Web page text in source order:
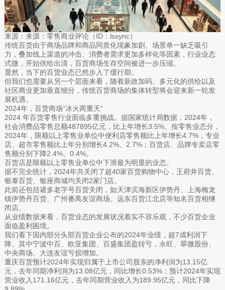
来源：来源：零售商业评论（ID：lssync）
传统百货由于商场品牌和商品同质化现象加剧、场景单一缺乏吸引
力，叠加线上渠道的冲击、消费者需求更加多样化等因素，行业业态
式微，开始供给出清，百货商场生存空间被进一步压缩。
显然，当下的百货业态已然步入了缓行期。
但我们也需要从另一个层面来看，随着新政加码、多元化的供给以及
社区商业更加垂直细分，传统百货商场的集体转型将会迎来新一轮发
展机遇。
2024年，百货商场“冰火两重天”
2024 年百货零售行业面临多重挑战。据国家统计局数据，2024年，
社会消费品零售总额487895亿元，比上年增长3.5%。按零售业态分，
2024年，限额以上零售业单位中便利店零售额比上年增长4.7%，专业
店、超市零售额比上年分别增长4.2%、2.7%；百货店、品牌专卖店零
售额分别下降2.4%、0.4%。
百货店是限额以上零售业单位中下滑最为明显的业态。
据不完全统计，2024年共关闭了超40家百货购物中心，王府井百货、
银泰百货、银座商城均关闭2家门店。
此前还包括诸多老字号百货关闭，如天津滨海新区伊势丹、上海梅龙
镇伊势丹百货、广州番禺友谊商场、远东百货江北店等知名百货相继
闭店。
从业绩数据来看，百货业态的发展状况着实不容乐观，不少百货企业
面临盈利困境。
我们看下国内部分头部百货企业公布的2024年业绩，超7成利润下
降。其中宁波中百、欧亚集团、百盛集团盈转亏，永旺、翠微股份、
中央商场、大连友谊亏损增加。
重庆百货预计2024年实现归属于上市公司股东的净利润为13.15亿
元，去年同期净利润为13.08亿元，同比增长0.53%；预计2024年实现
营业收入171.16亿元，去年同期营业收入为189.95亿元，同比下降